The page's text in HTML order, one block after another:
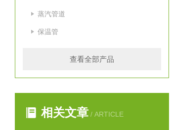
蒸汽管道
保温管
查看全部产品
相关文章 / ARTICLE